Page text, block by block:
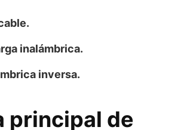
inalámbrica.
inversa.
principal de